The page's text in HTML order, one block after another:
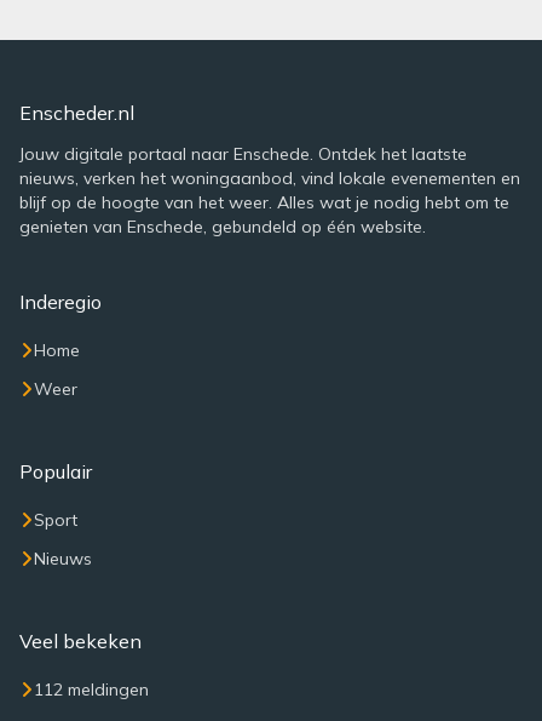
Enscheder.nl
Jouw digitale portaal naar Enschede. Ontdek het laatste
nieuws, verken het woningaanbod, vind lokale evenementen en
blijf op de hoogte van het weer. Alles wat je nodig hebt om te
genieten van Enschede, gebundeld op één website.
Inderegio
Home
Weer
Populair
Sport
Nieuws
Veel bekeken
112 meldingen